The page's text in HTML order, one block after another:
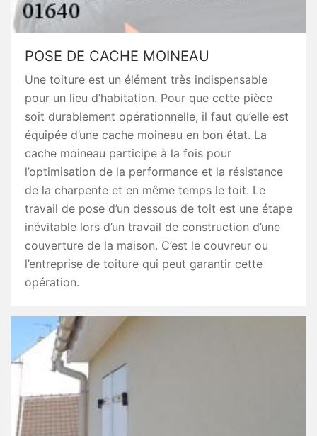
POSE DE CACHE MOINEAU
Une toiture est un élément très indispensable
pour un lieu d’habitation. Pour que cette pièce
soit durablement opérationnelle, il faut qu’elle est
équipée d’une cache moineau en bon état. La
cache moineau participe à la fois pour
l’optimisation de la performance et la résistance
de la charpente et en même temps le toit. Le
travail de pose d’un dessous de toit est une étape
inévitable lors d’un travail de construction d’une
couverture de la maison. C’est le couvreur ou
l’entreprise de toiture qui peut garantir cette
opération.